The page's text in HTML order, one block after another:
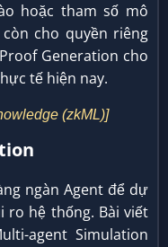
hoặc tham số mô
cho quyền riêng
Generation cho
tế hiện nay.
(zkML)]
ngàn Agent để dự
ro hệ thống. Bài viết
agent Simulation